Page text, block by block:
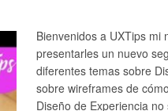
Bienvenidos a UXTips mi
presentarles un nuevo
diferentes temas sobre
sobre wireframes de
Diseño de Experiencia